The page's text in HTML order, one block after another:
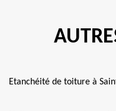
Etanchéité de toiture à